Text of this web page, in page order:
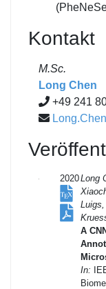
Kontakt
M.Sc.
Long Chen
+49 241
2020Long
A
In: